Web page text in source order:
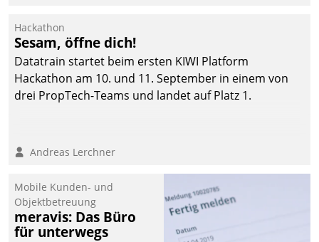
integrieren.
Hackathon
Sesam, öffne dich!
Datatrain startet beim ersten KIWI Platform
Hackathon am 10. und 11. September in einem von
drei PropTech-Teams und landet auf Platz 1.
Andreas Lerchner
Mobile Kunden- und
Objektbetreuung
meravis: Das Büro
für unterwegs